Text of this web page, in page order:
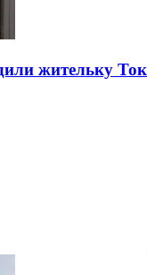
жительку